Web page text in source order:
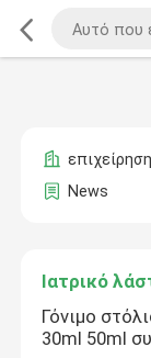
επιχείρηση
News
Ιατρικό
Γόνιμο
30ml 50ml